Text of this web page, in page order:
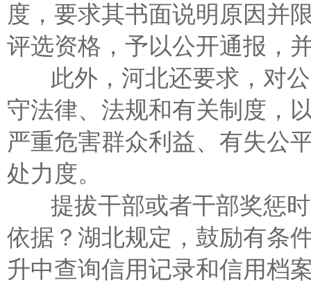
度，要求其书面说明原因并
评选资格，予以公开通报，
此外，河北还要求，对公
守法律、法规和有关制度，
严重危害群众利益、有失公
处力度。
提拔干部或者干部奖惩时
依据？湖北规定，鼓励有条
升中查询信用记录和信用档